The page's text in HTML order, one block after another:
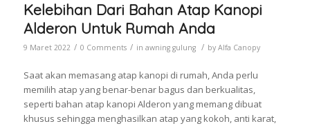
Kelebihan Dari Bahan Atap Kanopi
Alderon Untuk Rumah Anda
9 Maret 2022 / 0 Comments / in awning gulung / by Alfa Canopy
Saat akan memasang atap kanopi di rumah, Anda perlu
memilih atap yang benar-benar bagus dan berkualitas,
seperti bahan atap kanopi Alderon yang memang dibuat
khusus sehingga menghasilkan atap yang kokoh, anti karat,